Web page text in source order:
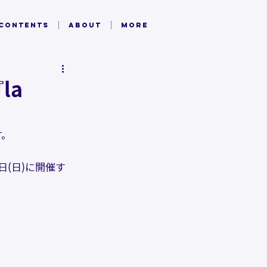
ABOUT MORE
la
(日)に開催す